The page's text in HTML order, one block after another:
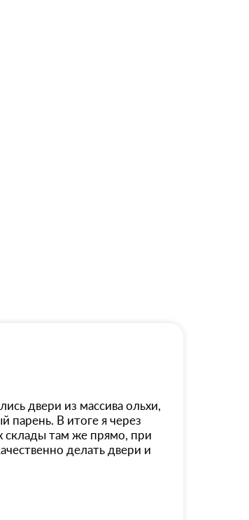
двери из массива ольхи,
В итоге я через
склады там же прямо, при
делать двери и